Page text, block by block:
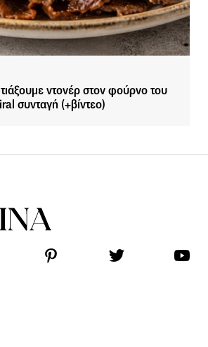
ντονέρ στον φούρνο του
συνταγή (+βίντεο)